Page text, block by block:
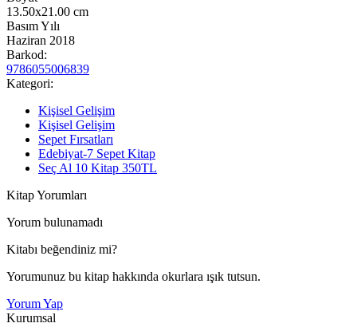
13.50x21.00 cm
Basım Yılı
Haziran 2018
Barkod:
9786055006839
Kategori:
Kişisel Gelişim
Kişisel Gelişim
Sepet Fırsatları
Edebiyat-7 Sepet Kitap
Seç Al 10 Kitap 350TL
Kitap Yorumları
Yorum bulunamadı
Kitabı beğendiniz mi?
Yorumunuz bu kitap hakkında okurlara ışık tutsun.
Yorum Yap
Kurumsal